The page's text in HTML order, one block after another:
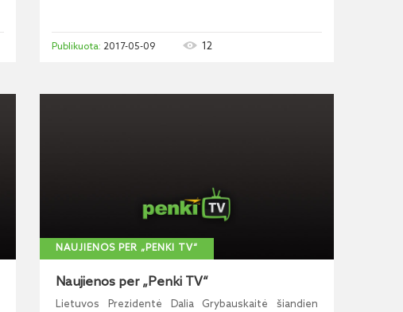
2017-05-09 12
NAUJIENOS PER „PENKI TV“
Naujienos per „Penki TV“
Lietuvos Prezidentė Dalia Grybauskaitė šiandien